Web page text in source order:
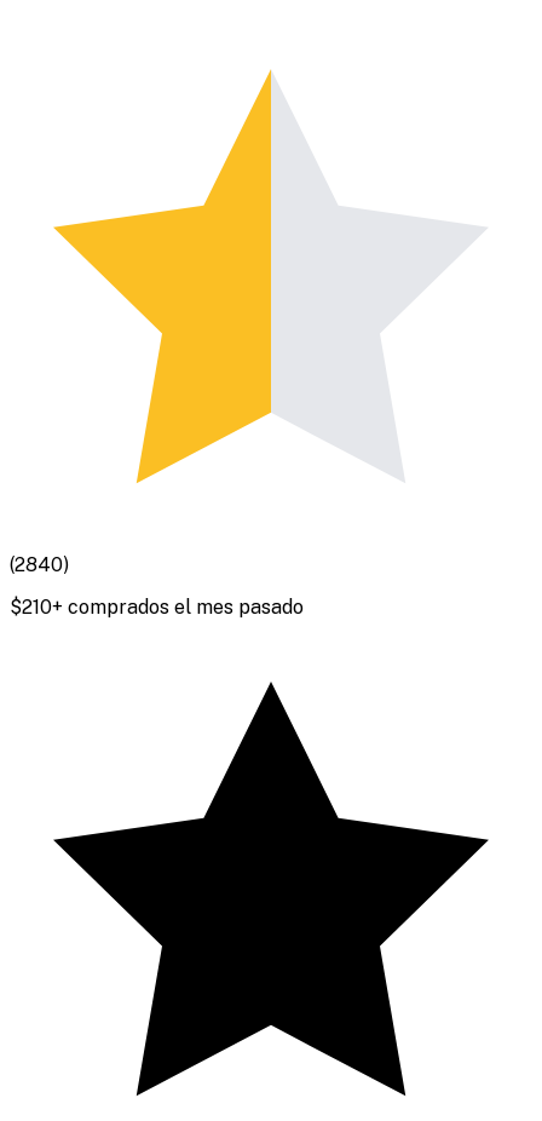
(2840)
$210+ comprados el mes pasado